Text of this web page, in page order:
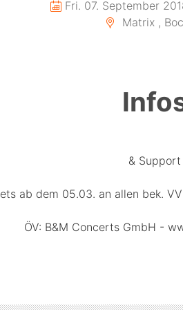
Fri. 07. September
Matrix ,
& Support
ab dem 05.03. an allen bek.
ÖV: B&M Concerts GmbH -